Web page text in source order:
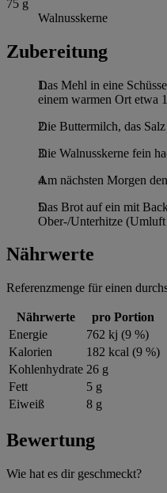
75 g
Walnusskerne
Zubereitung
Das Mehl in eine
einem warmen Ort etwa
Die Buttermilch, das
Die Walnusskerne fein
Am nächsten Morgen
Das Brot auf ein mit
Ober-/Unterhitze
Nährwerte
Referenzmenge für einen
Nährwerte
pro Portion
Energie
762 kj (9 %)
Kalorien
182 kcal (9 %)
Kohlenhydrate 26 g
Fett
5 g
Eiweiß
8 g
Bewertung
Wie hat es dir geschmeckt?